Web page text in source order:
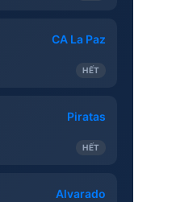
CA La Paz
HẾT
Piratas
HẾT
Alvarado